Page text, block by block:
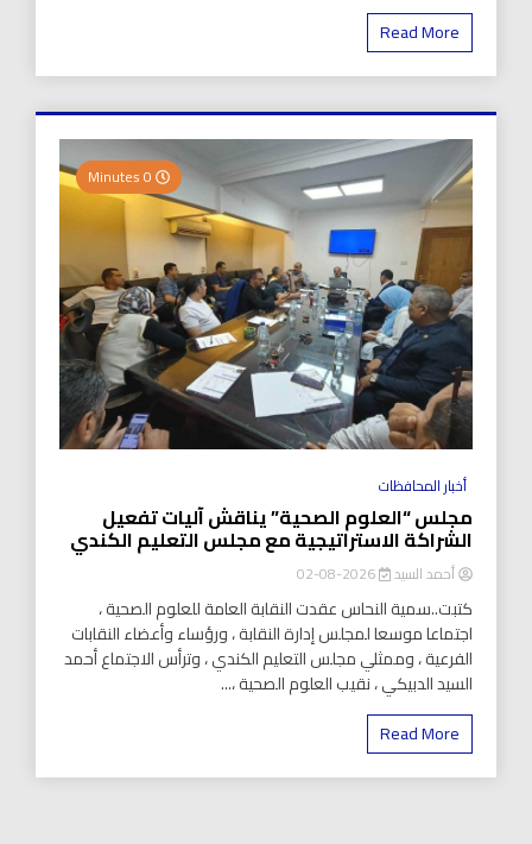
Read More
أخبار المحافظات
مجلس “العلوم الصحية” يناقش آليات تفعيل
الشراكة الاستراتيجية مع مجلس التعليم الكندي
أحمد السيد 2026-08-02
كتبت..سمية النحاس عقدت النقابة العامة للعلوم الصحية ،
اجتماعا موسعا لمجلس إدارة النقابة ، ورؤساء وأعضاء النقابات
الفرعية ، وممثلي مجلس التعليم الكندي ، وترأس الاجتماع أحمد
السيد الدبيكي ، نقيب العلوم الصحية ،...
Read More